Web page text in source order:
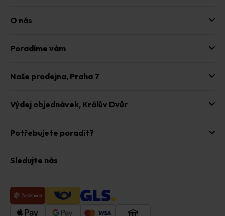
O nás
Poradíme vám
Naše prodejna, Praha 7
Výdej objednávek, Králův Dvůr
Potřebujete poradit?
Sledujte nás